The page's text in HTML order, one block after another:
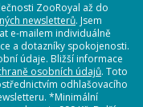
ZooRoyal až do
newsletterů. Jsem
e-mailem individuálně
a dotazníky spokojenosti.
údaje. Bližší informace
osobních údajů. Toto
odhlašovacího
*Minimální